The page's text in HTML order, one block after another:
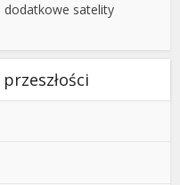
dodatkowe satelity